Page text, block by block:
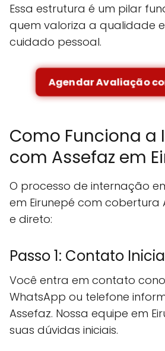
Essa estrutura é um pilar
quem valoriza a qualidade
cuidado pessoal.
Agendar Avaliação
Como Funciona a
com Assefaz em
O processo de internação
em Eirunepé com cobertura
e direto:
Passo 1: Contato
Você entra em contato
WhatsApp ou telefone
Assefaz. Nossa equipe em
suas dúvidas iniciais.